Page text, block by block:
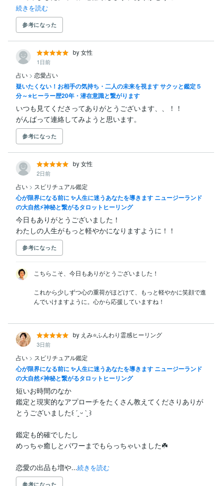
続きを読む
参考になった
by 女性
1日前
占い > 恋愛占い
疑いたくない！お相手の気持ち・二人の未来を視ます サクッと鑑定５
分～⭐ヒーラー歴20年・潜在意識と繋がります
いつも見てくださってありがとうございます、、！！
がんばって連絡してみようと思います。
参考になった
by 女性
2日前
占い > スピリチュアル鑑定
心が限界になる前に ✨人生に迷うあなたを導きます ニュージーランド
の大自然⚡神秘と繋がるタロットヒーリング
今日もありがとうございました！
わたしの人生がもっと軽やかになりますように！！
参考になった
こちらこそ、今日もありがとうございました！
これから少しずつ心の重荷がほどけて、もっと軽やかに笑顔で進
by えみ⭐️ふんわり霊感ヒーリング
3日前
占い > スピリチュアル鑑定
心が限界になる前に ✨人生に迷うあなたを導きます ニュージーランド
の大自然⚡神秘と繋がるタロットヒーリング
短いお時間のなか
鑑定と現実的なアプローチをたくさん教えてくださりありが
とうございました꒰ ´͈ ᵕ `͈ ꒱
鑑定も的確でしたし
めっちゃ癒しとパワーまでもらっちゃいました☘️
恋愛の出品も増や...続きを読む
参考になった